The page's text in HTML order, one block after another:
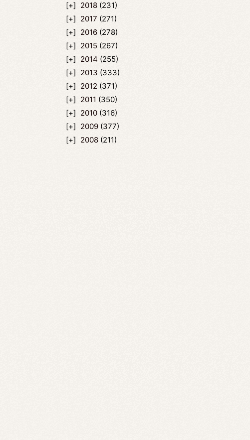
2018 (231)
2017 (271)
2016 (278)
2015 (267)
2014 (255)
2013 (333)
2012 (371)
2011 (350)
2010 (316)
2009 (377)
2008 (211)